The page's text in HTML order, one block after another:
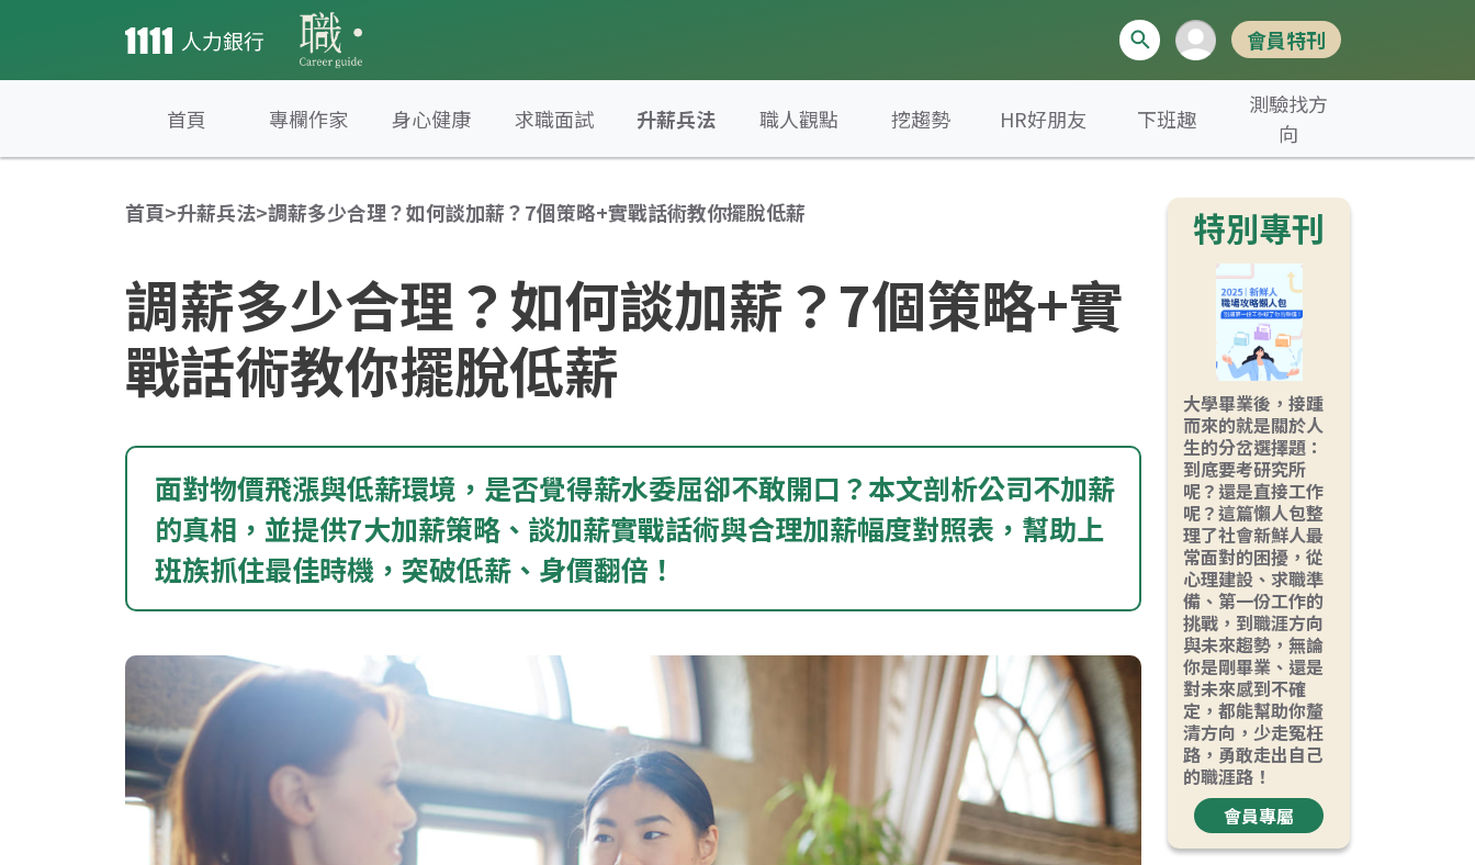
會員特刊
首頁 專欄作家 身心健康 求職面試 升薪兵法 職人觀點 挖趨勢 HR好朋友 下班趣
測驗找方
向
首頁>升薪兵法>調薪多少合理？如何談加薪？7個策略+實戰話術教你擺脫低薪
調薪多少合理？如何談加薪？7個策略+實
戰話術教你擺脫低薪
面對物價飛漲與低薪環境，是否覺得薪水委屈卻不敢開口？本文剖析公司不加薪
的真相，並提供7大加薪策略、談加薪實戰話術與合理加薪幅度對照表，幫助上
班族抓住最佳時機，突破低薪、身價翻倍！
特別專刊
大學畢業後，接踵
而來的就是關於人
生的分岔選擇題：
到底要考研究所
呢？還是直接工作
呢？這篇懶人包整
理了社會新鮮人最
常面對的困擾，從
心理建設、求職準
備、第一份工作的
挑戰，到職涯方向
與未來趨勢，無論
你是剛畢業、還是
對未來感到不確
定，都能幫助你釐
清方向，少走冤枉
路，勇敢走出自己
的職涯路！
會員專屬